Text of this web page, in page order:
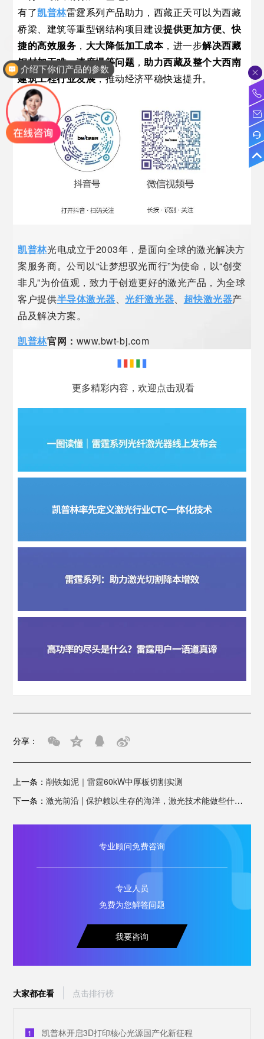
有了凯普林雷霆系列产品助力，西藏正天可以为西藏
桥梁、建筑等重型钢结构项目建设提供更加方便、快
捷的高效服务 ， 大大降低加工成本 ，进一步解决西藏
钢材加工难、速度慢等问题 ，助力西藏及整个大西南
建筑工程行业发展，推动经济平稳快速提升。
凯普林光电成立于2003年，是面向全球的激光解决方
案服务商。公司以“让梦想驭光而行”为使命，以“创变
非凡”为价值观，致力于创造更好的激光产品，为全球
客户提供半导体激光器、光纤激光器、 超快激光器产
品及解决方案。
凯普林官网： www.bwt-bj.com
更多精彩内容，欢迎点击观看
分享：
上一条：削铁如泥｜雷霆60kW中厚板切割实测
下一条：激光前沿 | 保护赖以生存的海洋，激光技术能做些什么？
专业顾问免费咨询
专业人员
免费为您解答问题
我要咨询
大家都在看 点击排行榜
1 凯普林开启3D打印核心光源国产化新征程
介绍下你们产品的参数